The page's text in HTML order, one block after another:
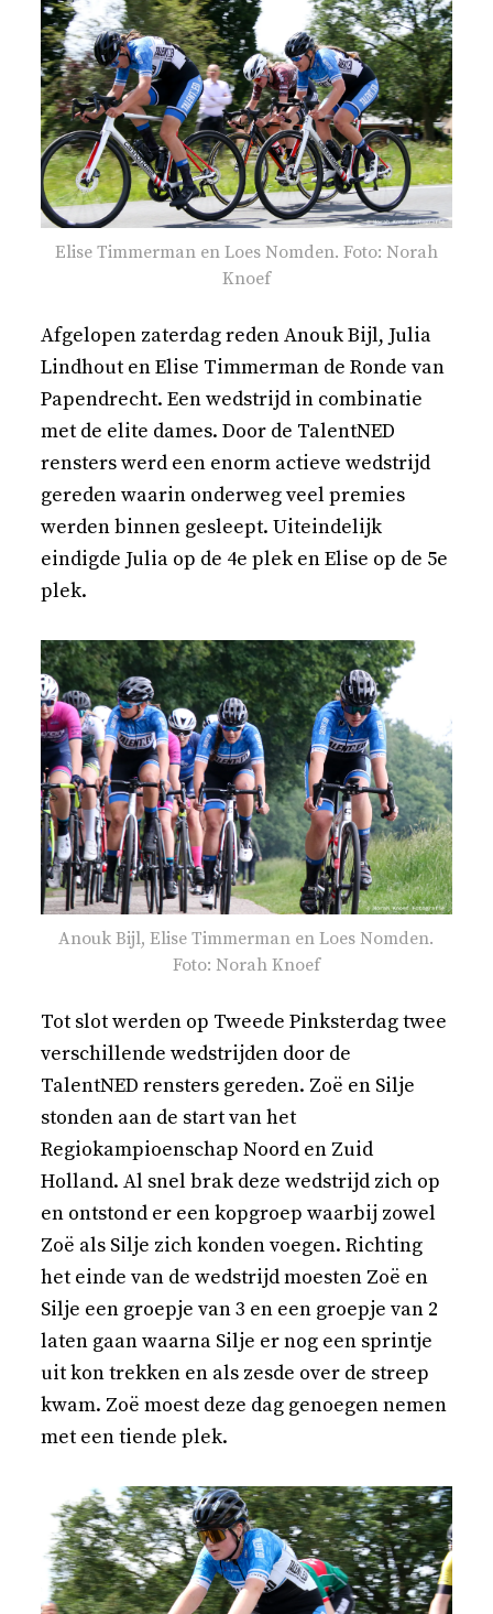
Elise Timmerman en Loes Nomden. Foto: Norah
Knoef
Afgelopen zaterdag reden Anouk Bijl, Julia
Lindhout en Elise Timmerman de Ronde van
Papendrecht. Een wedstrijd in combinatie
met de elite dames. Door de TalentNED
rensters werd een enorm actieve wedstrijd
gereden waarin onderweg veel premies
werden binnen gesleept. Uiteindelijk
eindigde Julia op de 4e plek en Elise op de 5e
plek.
Anouk Bijl, Elise Timmerman en Loes Nomden.
Foto: Norah Knoef
Tot slot werden op Tweede Pinksterdag twee
verschillende wedstrijden door de
TalentNED rensters gereden. Zoë en Silje
stonden aan de start van het
Regiokampioenschap Noord en Zuid
Holland. Al snel brak deze wedstrijd zich op
en ontstond er een kopgroep waarbij zowel
Zoë als Silje zich konden voegen. Richting
het einde van de wedstrijd moesten Zoë en
Silje een groepje van 3 en een groepje van 2
laten gaan waarna Silje er nog een sprintje
uit kon trekken en als zesde over de streep
kwam. Zoë moest deze dag genoegen nemen
met een tiende plek.